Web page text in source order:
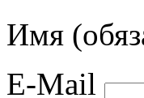
Имя
E-Mail